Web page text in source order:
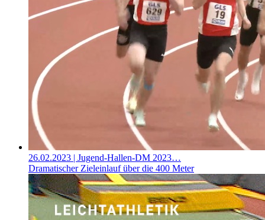
26.02.2023 | Jugend-Hallen-DM 2023…
Dramatischer Zieleinlauf über die 400 Meter